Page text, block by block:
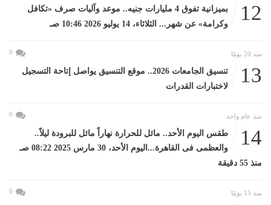
12
بميزانية تفوق 4 مليارات جنيه.. موعد وآليات صرف «تكافل
وكرامة» عن شهر... الثلاثاء، 14 يوليو 2026 10:46 صـ
منذ 20 يومًا 0
13
تنسيق الجامعات 2026.. موقع التنسيق يواصل إتاحة التسجيل
لاختبارات القدرات
منذ عام واحد 0
14
طقس اليوم الأحد.. مائل للحرارة نهاراً مائل للبرودة ليلاً..
والعظمى فى القاهرة...اليوم الأحد، 30 مارس 2025 08:22 صـ
منذ 55 دقيقة
منذ 15 يومًا 0